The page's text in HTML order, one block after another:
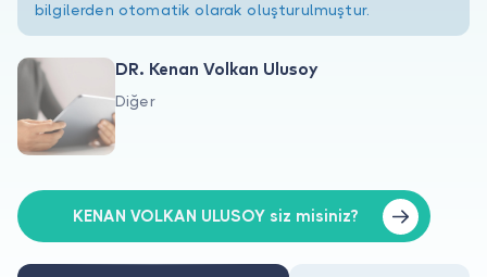
Hakkımızda
Doktorlar için
bilgilerden otomatik olarak oluşturulmuştur.
DR. Kenan Volkan Ulusoy
Diğer
KENAN VOLKAN ULUSOY siz misiniz?